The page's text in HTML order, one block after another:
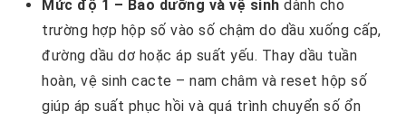
Mức độ 1 – Bảo dưỡng và vệ sinh dành cho
trường hợp hộp số vào số chậm do dầu xuống cấp,
đường dầu dơ hoặc áp suất yếu. Thay dầu tuần
hoàn, vệ sinh cacte – nam châm và reset hộp số
giúp áp suất phục hồi và quá trình chuyển số ổn